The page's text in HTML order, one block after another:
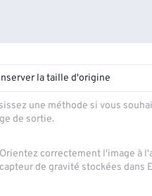
la taille d'origine
une méthode si vous
de sortie.
Orientez correctement l'image à
capteur de gravité stockées dans